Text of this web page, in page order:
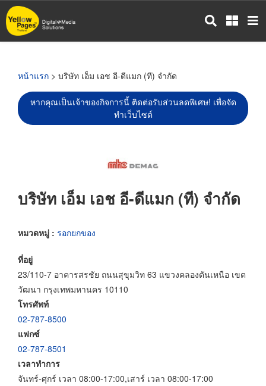
ข้าม
ไป
หน้าแรก > บริษัท เอ็ม เอช อี-ดีแมก (ที) จำกัด
หากคุณเป็นเจ้าของกิจการนี้ ติดต่อรับส่วนลดพิเศษ! เพื่อจัด
ทำเว็บไซต์
บริษัท เอ็ม เอช อี-ดีแมก (ที) จำกัด
หมวดหมู่ : รอกยกของ
ที่อยู่
23/110-7 อาคารสรชัย ถนนสุขุมวิท 63 แขวงคลองตันเหนือ เขต
วัฒนา กรุงเทพมหานคร 10110
โทรศัพท์
02-787-8500
แฟกซ์
02-787-8501
เวลาทำการ
จันทร์-ศุกร์ เวลา 08:00-17:00,เสาร์ เวลา 08:00-17:00